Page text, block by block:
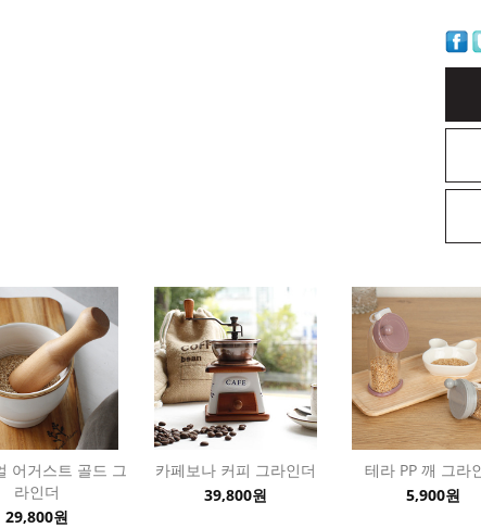
어거스트 골드 그
라인더
29,800원
카페보나 커피 그라인더
39,800원
테라 PP 깨 그라
5,900원